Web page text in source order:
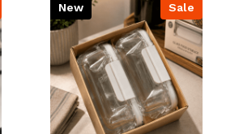
Sale
New